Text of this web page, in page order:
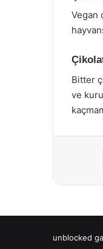
Vegan
Bitter
ve
unblocked